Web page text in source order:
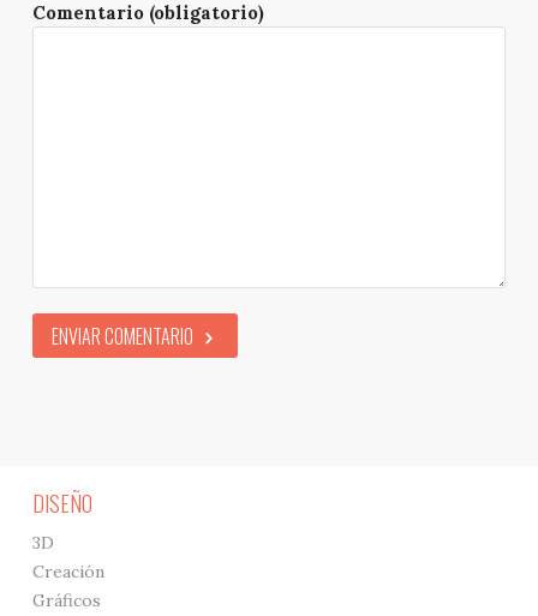
Comentario (obligatorio)
ENVIAR COMENTARIO
DISEÑO
3D
Creación
Gráficos